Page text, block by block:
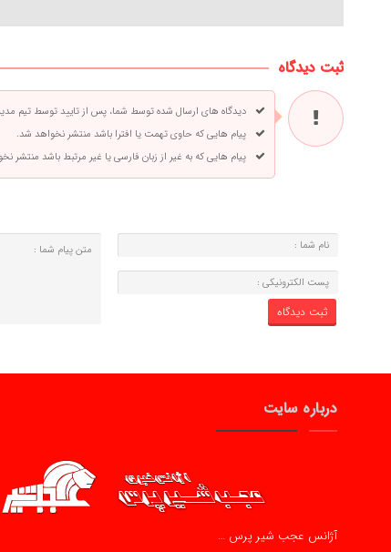
ثبت دیدگاه
دیدگاه های ارسال شده توسط شما، پس از تایید توسط تیم
پیام هایی که حاوی تهمت یا افترا باشد منتشر نخواهد شد.
پیام هایی که به غیر از زبان فارسی یا غیر مرتبط باشد منتشر
درباره سایت
آژانس عجب شیر پرس …